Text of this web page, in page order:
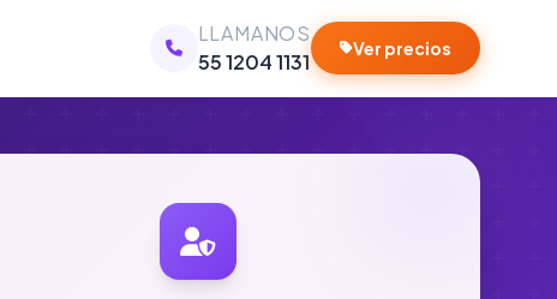
LLAMANOS
55 1204 1131
Ver precios